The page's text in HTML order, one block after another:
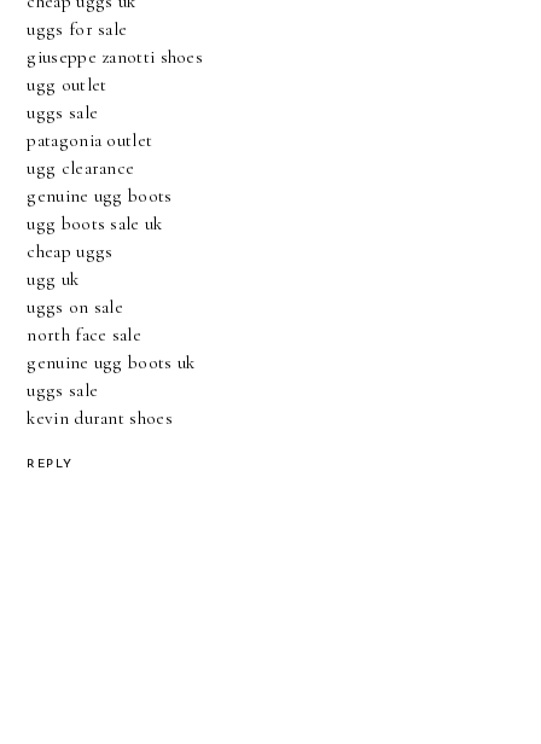
uggs for sale
giuseppe zanotti shoes
ugg outlet
uggs sale
patagonia outlet
ugg clearance
genuine ugg boots
ugg boots sale uk
cheap uggs
ugg uk
uggs on sale
north face sale
genuine ugg boots uk
uggs sale
kevin durant shoes
REPLY